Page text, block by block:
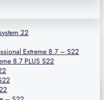
22
Extreme 8.7 – S22
8.7 PLUS S22